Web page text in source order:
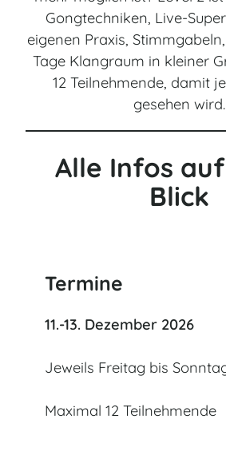
Gongtechniken, Live-
eigenen Praxis,
Tage Klangraum in kleiner
12 Teilnehmende, damit
gesehen wird.
Alle Infos
Blick
Termine
11.-13. Dezember 2026
Jeweils Freitag bis
Maximal 12 Teilnehmende